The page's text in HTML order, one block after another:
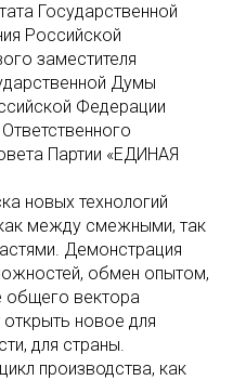
Государственной
Российской
заместителя
Думы
Федерации
Партии «ЕДИНАЯ
новых технологий
между смежными, так
Демонстрация
обмен опытом,
общего вектора
новое для
для страны.
производства, как